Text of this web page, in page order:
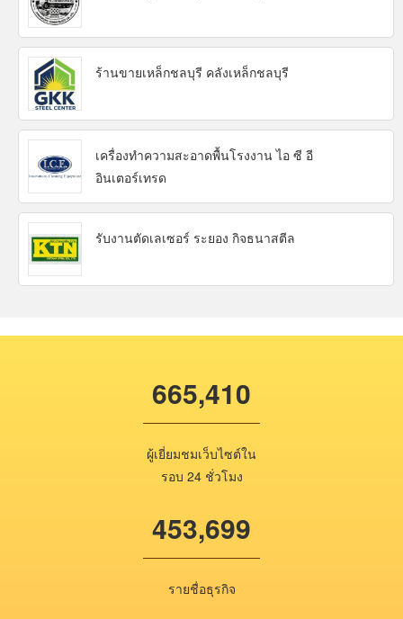
ร้านขายเหล็กชลบุรี คลังเหล็กชลบุรี
เครื่องทำความสะอาดพื้นโรงงาน ไอ ซี อี
อินเตอร์เทรด
รับงานตัดเลเซอร์ ระยอง กิจธนาสตีล
665,410
ผู้เยี่ยมชมเว็บไซต์ใน
รอบ 24 ชั่วโมง
453,699
รายชื่อธุรกิจ